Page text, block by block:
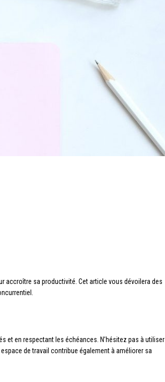
accroître sa productivité. Cet article vous dévoilera des
et en respectant les échéances. N’hésitez pas à utiliser
de travail contribue également à améliorer sa